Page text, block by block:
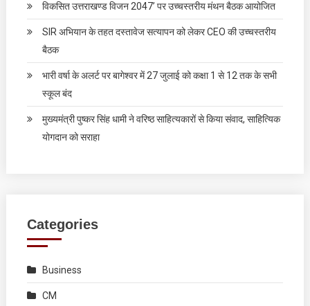
विकसित उत्तराखण्ड विजन 2047’ पर उच्चस्तरीय मंथन बैठक आयोजित
SIR अभियान के तहत दस्तावेज सत्यापन को लेकर CEO की उच्चस्तरीय
बैठक
भारी वर्षा के अलर्ट पर बागेश्वर में 27 जुलाई को कक्षा 1 से 12 तक के सभी
स्कूल बंद
मुख्यमंत्री पुष्कर सिंह धामी ने वरिष्ठ साहित्यकारों से किया संवाद, साहित्यिक
योगदान को सराहा
Categories
Business
CM